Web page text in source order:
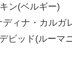
ン(ベルギー)
ィナ・カルガ
ッド(ルーマ